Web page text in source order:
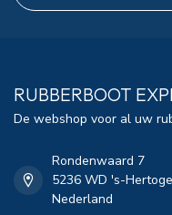
RUBBERBOOT
De webshop voor al uw
Rondenwaard 7
5236 WD 's-
Nederland